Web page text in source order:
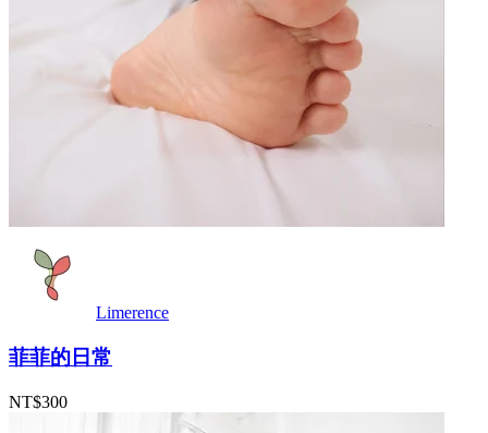
Limerence
菲菲的日常
NT$300